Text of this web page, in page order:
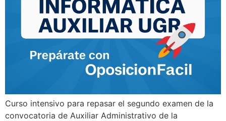
Curso intensivo para repasar el segundo examen de la
convocatoria de Auxiliar Administrativo de la